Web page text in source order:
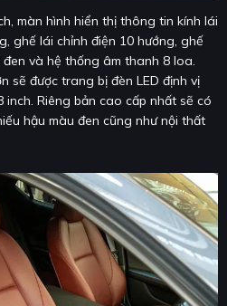
màn hình hiển thị thông tin kính lái
ghế lái chỉnh điện 10 hướng, ghế
và hệ thống âm thanh 8 loa.
sẽ được trang bị đèn LED định vị
Riêng bản cao cấp nhất sẽ có
hậu màu đen cũng như nội thất